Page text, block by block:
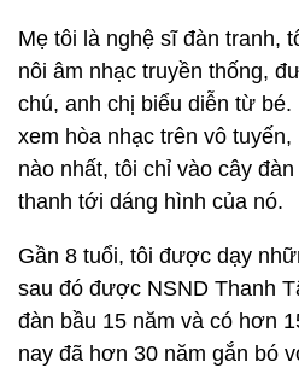
Mẹ tôi là nghệ sĩ đàn tranh,
nôi âm nhạc truyền thống,
chú, anh chị biểu diễn từ bé.
xem hòa nhạc trên vô
nào nhất, tôi chỉ vào cây
thanh tới dáng hình của nó.
Gần 8 tuổi, tôi được dạy
sau đó được NSND Thanh
đàn bầu 15 năm và có hơn
nay đã hơn 30 năm gắn bó